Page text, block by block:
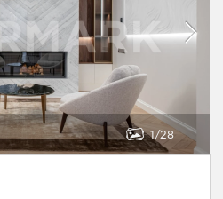
1 28